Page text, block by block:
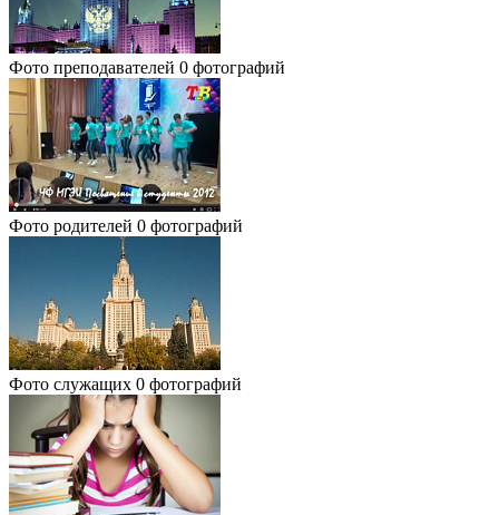
Фото преподавателей 0 фотографий
Фото родителей 0 фотографий
Фото служащих 0 фотографий